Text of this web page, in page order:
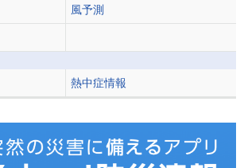
風予測
熱中症情報